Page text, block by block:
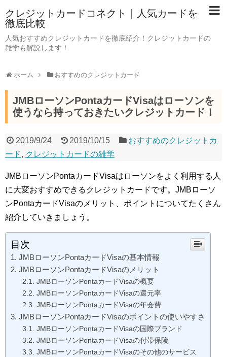
クレジットカードコネクト｜人気カードを
徹底比較
人気おすすめクレジットカードを徹底紹介！クレジットカードの
雑学も解説します！
ホーム おすすめのクレジットカード
JMBローソンPontaカードVisaはローソンを
使うなら持っておきたいクレジットカード！
2019/9/24 2019/10/15
おすすめのクレジットカ
ード, クレジットカードの雑学
JMBローソンPontaカードVisaはローソンをよく利用する人
に大変おすすめできるクレジットカードです。JMBローソ
ンPontaカードVisaのメリット、ポイントについてたくさん
紹介していきましょう。
目次
JMBローソンPontaカードVisaの基本情報
JMBローソンPontaカードVisaのメリット
JMBローソンPontaカードVisaの概要
JMBローソンPontaカードVisaの還元率
JMBローソンPontaカードVisaの年会費
JMBローソンPontaカードVisaのポイントの使いやすさ
JMBローソンPontaカードVisaの国際ブランド
JMBローソンPontaカードVisaの付帯保険
JMBローソンPontaカードVisaのその他のサービス